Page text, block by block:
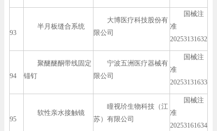
93
半月板缝合系统
大博医疗科技股份有
限公司
国械注
准
20253131632
94
聚醚醚酮带线固定
锚钉
宁波五洲医疗器械有
限公司
国械注
准
20253131633
95
软性亲水接触镜
瞳视玠生物科技（江
苏）有限公司
国械注
准
20253161634